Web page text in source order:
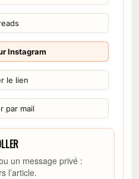
Instagram
le lien
par mail
un message privé :
l’article.